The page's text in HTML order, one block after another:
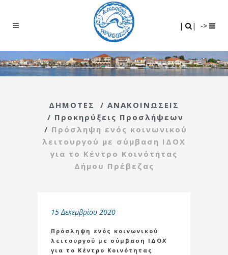
| | ->
ΔΗΜΟΤΕΣ / ΑΝΑΚΟΙΝΩΣΕΙΣ
/ Προκηρύξεις Προσλήψεων
/ Πρόσληψη ενός κοινωνικού
λειτουργού με σύμβαση ΙΔΟΧ
για το Κέντρο Κοινότητας
Δήμου Πρέβεζας
15 Δεκεμβρίου 2020
Πρόσληψη ενός κοινωνικού
λειτουργού με σύμβαση ΙΔΟΧ
για το Κέντρο Κοινότητας